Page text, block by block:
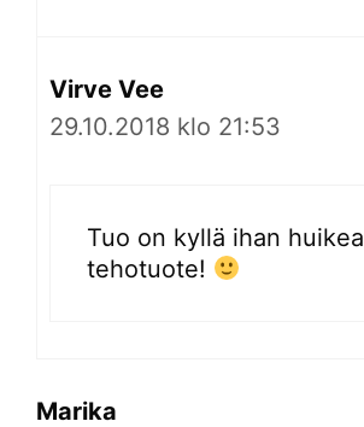
Virve Vee
29.10.2018 klo 21:53
Tuo on kyllä ihan huikea
tehotuote!
Marika